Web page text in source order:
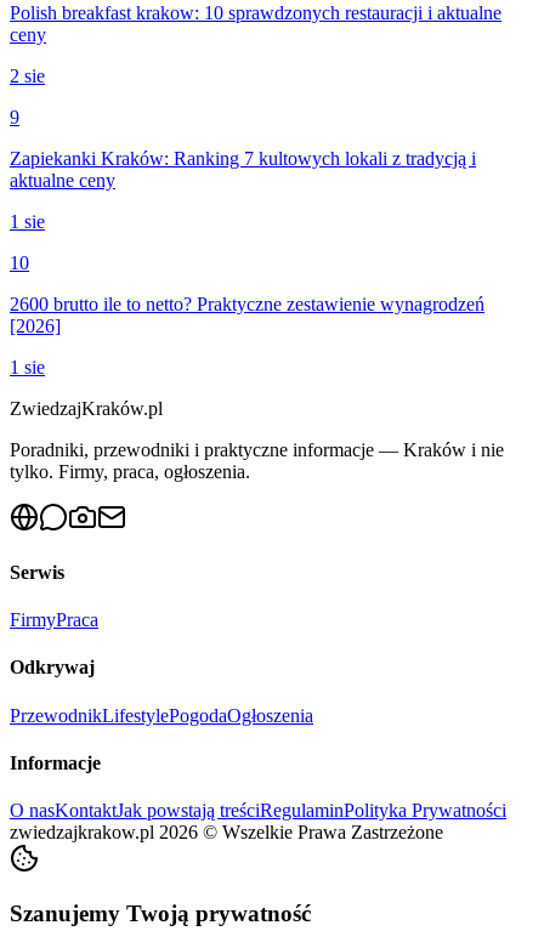
Polish breakfast krakow: 10 sprawdzonych restauracji i aktualne
ceny
2 sie
9
Zapiekanki Kraków: Ranking 7 kultowych lokali z tradycją i
aktualne ceny
1 sie
10
2600 brutto ile to netto? Praktyczne zestawienie wynagrodzeń
[2026]
1 sie
ZwiedzajKraków.pl
Poradniki, przewodniki i praktyczne informacje — Kraków i nie
tylko. Firmy, praca, ogłoszenia.
Serwis
FirmyPraca
Odkrywaj
PrzewodnikLifestylePogodaOgłoszenia
Informacje
O nasKontaktJak powstają treściRegulaminPolityka Prywatności
zwiedzajkrakow.pl 2026 © Wszelkie Prawa Zastrzeżone
Szanujemy Twoją prywatność